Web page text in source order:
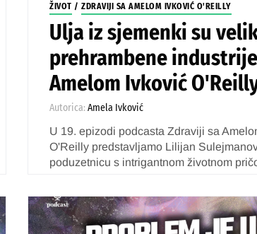
ŽIVOT / ZDRAVIJI SA AMELOM IVKOVIĆ O'REILLY
Ulja iz sjemenki su
prehrambene
Amelom Ivković
Autorica: Amela Ivković
U 19. epizodi podcasta Zdraviji sa
O'Reilly predstavljamo Lilijan
poduzetnicu s intrigantnom životnom